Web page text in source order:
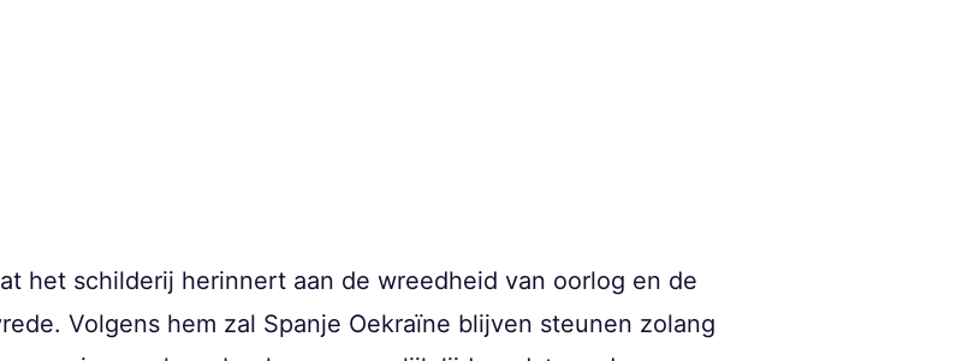
het schilderij herinnert aan de wreedheid van oorlog en de
Volgens hem zal Spanje Oekraïne blijven steunen zolang